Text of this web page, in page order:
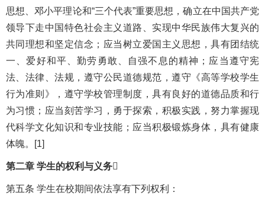
思想、邓小平理论和“三个代表”重要思想，确立在中国共产党
领导下走中国特色社会主义道路、实现中华民族伟大复兴的
共同理想和坚定信念；应当树立爱国主义思想，具有团结统
一、爱好和平、勤劳勇敢、自强不息的精神；应当遵守宪
法、法律、法规，遵守公民道德规范，遵守《高等学校学生
行为准则》，遵守学校管理制度，具有良好的道德品质和行
为习惯；应当刻苦学习，勇于探索，积极实践，努力掌握现
代科学文化知识和专业技能；应当积极锻炼身体，具有健康
体魄。[1]
第二章 学生的权利与义务
第五条 学生在校期间依法享有下列权利：